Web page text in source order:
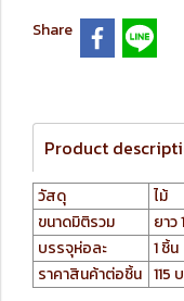
Share
Product
วัสดุ
ไม้
ขนาดมิติรวม
ยาว
บรรจุห่อละ
1 ชิ้น
ราคาสินค้าต่อชิ้น 115